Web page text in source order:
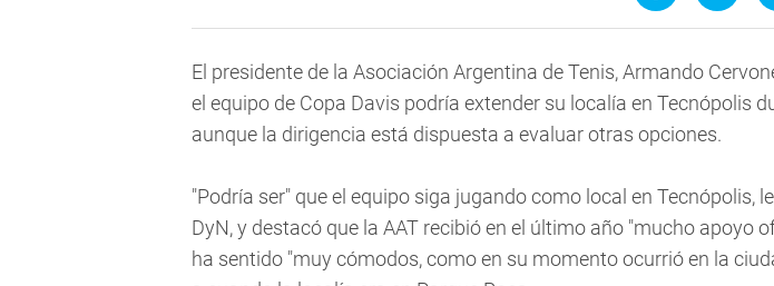
El presidente de la Asociación Argentina de Tenis, Armando
el equipo de Copa Davis podría extender su localía en Tecnópolis
aunque la dirigencia está dispuesta a evaluar otras opciones.
"Podría ser" que el equipo siga jugando como local en Tecnópolis,
DyN, y destacó que la AAT recibió en el último año "mucho apoyo
ha sentido "muy cómodos, como en su momento ocurrió en la